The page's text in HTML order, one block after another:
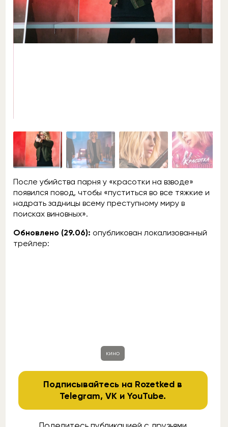
После убийства парня у «красотки на взводе»
появился повод, чтобы «пуститься во все тяжкие и
надрать задницы всему преступному миру в
поисках виновных».
Обновлено (29.06): опубликован локализованный
трейлер:
кино
Подписывайтесь на Rozetked в
Telegram,VK иYouTube.